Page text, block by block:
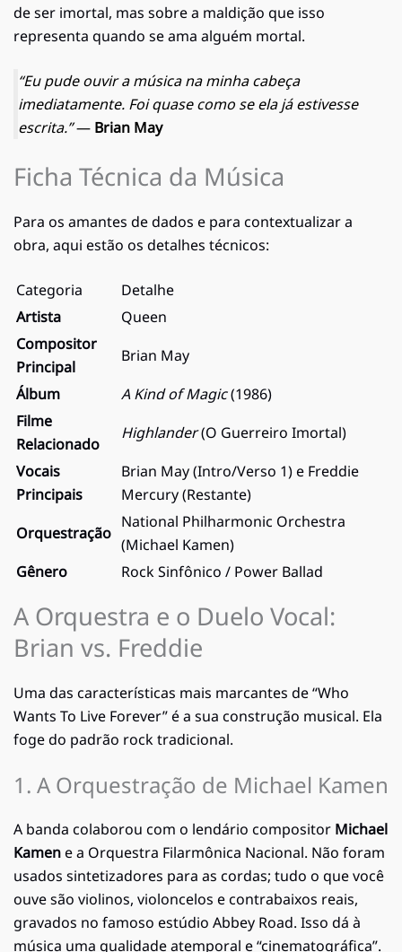
de ser imortal, mas sobre a maldição que isso
representa quando se ama alguém mortal.
“Eu pude ouvir a música na minha cabeça
imediatamente. Foi quase como se ela já estivesse
escrita.”— Brian May
Ficha Técnica da Música
Para os amantes de dados e para contextualizar a
obra, aqui estão os detalhes técnicos:
Categoria
Detalhe
Artista
Queen
Compositor
Principal
Brian May
Álbum
A Kind of Magic(1986)
Filme
Relacionado
Highlander(O Guerreiro Imortal)
Vocais
Principais
Brian May (Intro/Verso 1) e Freddie
Mercury (Restante)
Orquestração
National Philharmonic Orchestra
(Michael Kamen)
Gênero
Rock Sinfônico / Power Ballad
A Orquestra e o Duelo Vocal:
Brian vs. Freddie
Uma das características mais marcantes de “Who
Wants To Live Forever” é a sua construção musical. Ela
foge do padrão rock tradicional.
1. A Orquestração de Michael Kamen
A banda colaborou com o lendário compositor Michael
Kamene a Orquestra Filarmônica Nacional. Não foram
usados sintetizadores para as cordas; tudo o que você
ouve são violinos, violoncelos e contrabaixos reais,
gravados no famoso estúdio Abbey Road. Isso dá à
música uma qualidade atemporal e “cinematográfica”.